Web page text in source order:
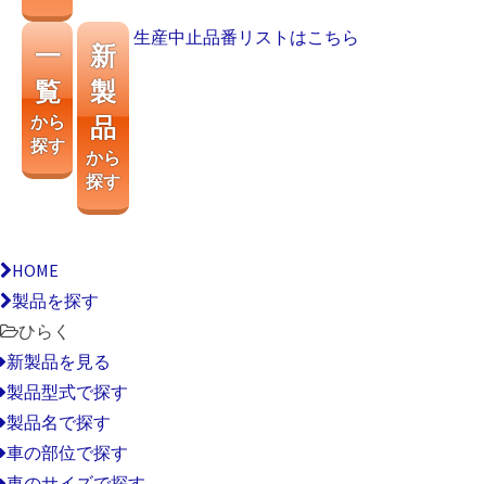
一
覧
から
探す
新
製
品
から
探す
生産中止品番リストはこちら
HOME
製品を探す
ひらく
新製品を見る
製品型式で探す
製品名で探す
車の部位で探す